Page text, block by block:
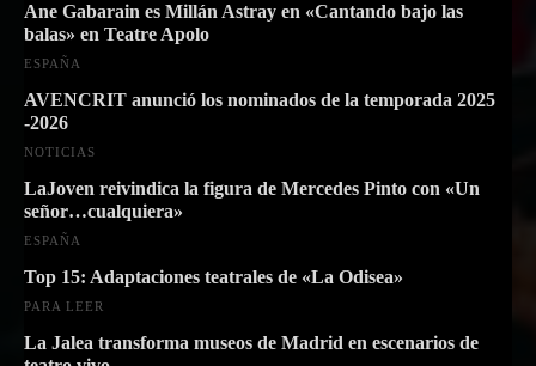
Ane Gabarain es Millán Astray en «Cantando bajo las
balas» en Teatre Apolo
ESPAÑA
AVENCRIT anunció los nominados de la temporada 2025
-2026
NOTICIAS
LaJoven reivindica la figura de Mercedes Pinto con «Un
señor…cualquiera»
ESPAÑA
Top 15: Adaptaciones teatrales de «La Odisea»
PARA LEER
La Jalea transforma museos de Madrid en escenarios de